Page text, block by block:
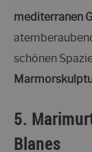
mediterranen
schönen
5.
Blanes